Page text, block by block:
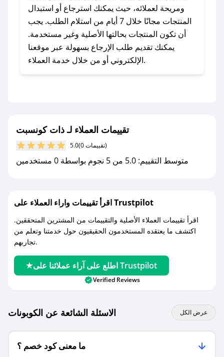
### كيف تحصل على كوبونات خصم حصرية من
ذات كونسبت؟
للحصول على كوبونات وخصومات حصرية، قم بما
يلي:
- اضغط على أيقونة متابعة لمتجر ذات كونسبت في
مع صحصح، تسوق بذكاء ووفّر على كل مشترياتك مع
كوبونات خصم حصرية من ذات كونسبت!
ومريحة لعملائه، حيث يمكنك استرجاع أو استبدال
المنتجات مجانًا خلال 7 أيام من استلام الطلب. يجب
أن تكون المنتجات بحالتها الأصلية وغير مستخدمة.
يمكنك تقديم طلب الإرجاع بسهولة عبر موقعنا
الإلكتروني أو من خلال خدمة العملاء.
تقييمات العملاء لـ ذات كونسبت
5.0 (0 تقييمات)
متوسط التقييم: 5.0 من 5 نجوم بواسطة 0 مستخدمين
اقرأ تقييمات واراء العملاء على Trustpilot
اقرأ تقييمات العملاء الأصلية والتقييمات من المشترين المتحققين.
اكتشف ما يعتقده المستخدمون الحقيقيون حول خدمتنا وتعلم من
تجاربهم.
اطلع على آراء عملائنا على Trustpilot
Verified Reviews
الاسئلة الشائعة عن الكوبونات عرض الكل
ما معنى كود خصم ؟